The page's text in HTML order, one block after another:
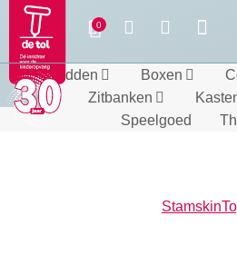
Bedden Boxen
Zitbanken
Speelgoed